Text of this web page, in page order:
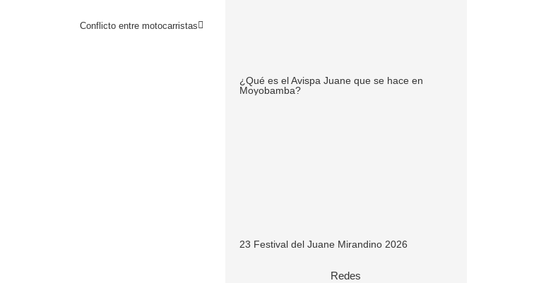
Conflicto entre motocarristas
¿Qué es el Avispa Juane que se hace en
Moyobamba?
23 Festival del Juane Mirandino 2026
Redes